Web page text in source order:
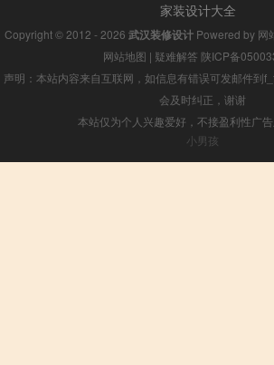
家装设计大全
Copyright © 2012 - 2026 武汉装修设计Powered by 网
网站地图 | 疑难解答 陕ICP备
声明：本站内容来自互联网，如信息有错误可发邮件到
会及时纠正，谢谢
本站仅为个人兴趣爱好，不接盈利性广
小男孩